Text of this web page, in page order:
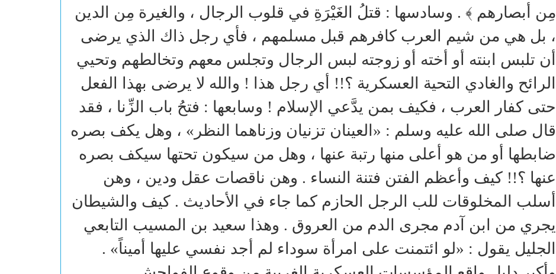
مِن أبصارهم ﴾ . وسادسها : قتلُ الغَيْرَةِ في قلوب الرجال ، والغيرة مِن الدين
، بل هي من شيم العرب كافرهم قبل مسلمهم ، فأي رجل ذاك الذي يرضى
أن تلبس ابنته أو أخته أو زوجته لبس الرجال وتجلس معهم وتخالطهم وتحيي
الرائح والغادي التحية العسكرية ؟!! أي رجل هذا ! والله لا يرضى بهذا الفعل
حتى كفار العرب ، فكيف بمن يدَّعي الإسلام ! وسابعها : فتحُ باب الزِّنا ، فقد
قال صلى الله عليه وسلم : «العينان تزنيان وزناهما النظر» ، وهل يكف بصره
ضابطها أو من هو أعلى منها رتبة عنها ، وهل من سيكون تحتها سيكف بصره
عنها ؟!! كيف وأعظم الفتن فتنة النساء . وهن ناقصات عقل ودين ، وهن
أسلب المخلوقات للب الرجل الحازم كما جاء في الأحاديث . كيف والشيطان
يجري من ابن آدم مجرى الدم من العروق . وهذا سعيد بن المسيب التابعي
الجليل يقول : «لو ائتمنت على امرأة سوداء لم أجد نفسي عليها أميناً» .